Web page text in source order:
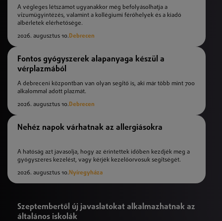
A végleges létszámot ugyanakkor még befolyásolhatja a
vízumügyintézés, valamint a kollégiumi férőhelyek és a kiadó
albérletek elérhetősége.
2026. augusztus 10.Debrecen
Fontos gyógyszerek alapanyaga készül a
vérplazmából
A debreceni központban van olyan segítő is, aki már több mint 700
alkalommal adott plazmát.
2026. augusztus 10.Debrecen
Nehéz napok várhatnak az allergiásokra
A hatóság azt javasolja, hogy az érintettek időben kezdjék meg a
gyógyszeres kezelést, vagy kérjék kezelőorvosuk segítségét.
2026. augusztus 10. Nyíregyháza
Szeptembertől új javaslatokat alkalmazhatnak az
általános iskolák